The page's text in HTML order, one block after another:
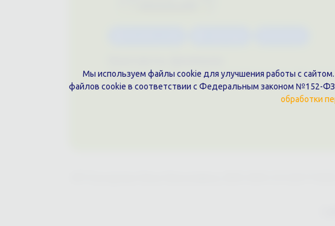
г. Краснодар, ул. Шоссе Нефтяников, 28, оф.
Мы используем файлы cookie для улучшения работы с
файлов cookie в соответствии с Федеральным законом №152-
обработки